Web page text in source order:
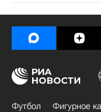
Футбол Фигурное